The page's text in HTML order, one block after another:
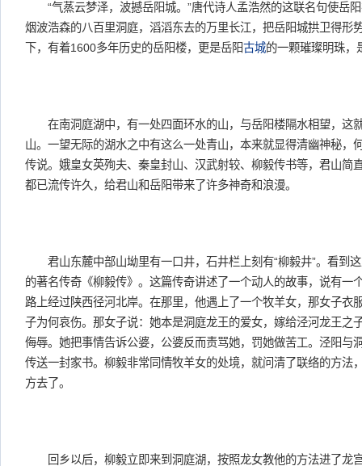
“气蒸云梦泽，波撼岳阳城。”唐代诗人孟浩然的这联名句使岳
烟波浩森的八百里洞庭，滔滔东去的万里长江，把岳阳城拱卫得形
下，有着1600多年历史的岳阳楼，更是岳阳古城的一颗璀璨明珠，
在南洞庭湖中，有一处四面环水的山，与岳阳楼隔水相望，这
山。一望无际的湖水之中有这么一处青山，本来就显得清幽神秘，
传说。娥皇女英殉夫、秦皇封山、汉武射较、柳毅传书等，君山简
都已流传许久，给君山和岳阳带来了许多神奇和浪漫。
君山东麓中部山坳里有一口井，石井栏上刻有“柳毅井”。看到
的著名传奇《柳毅传》。这篇传奇讲述了一个动人的故事，说有一
路上经过陕西径河北岸。在那里，他遇上了一个牧羊女，那女子衣
子为何哀伤。那女子说：她本是洞庭龙王的爱女，嫁给泾河龙王之
侮辱。她把事情告诉公婆，公婆反而责骂她，罚她做苦工。泾阳与
传送一封家书。柳毅非常同情牧羊女的处境，就问清了联络的方法
方去了。
回乡以后，柳毅立即来到洞庭湖，按照龙女教他的方法进了龙